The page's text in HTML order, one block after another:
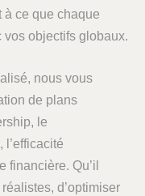
ce que chaque
objectifs globaux.
nous vous
de plans
le
l’efficacité
financière. Qu’il
d’optimiser